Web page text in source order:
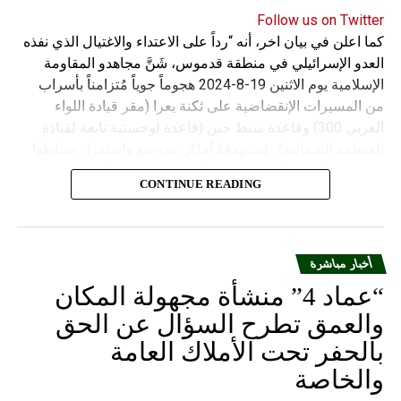
Follow us on Twitter
كما اعلن في بيان اخر، أنه “رداً على الاعتداء والاغتيال الذي نفذه
العدو الإسرائيلي في منطقة قدموس، شَنَّ مجاهدو المقاومة
الإسلامية يوم الاثنين 19-8-2024 هجوماً جوياً مُتزامناً بأسراب
من المسيرات الإنقضاضية على ثكنة يعرا (مقر قيادة اللواء
الغربي 300) وقاعدة سنط جين (قاعدة لوجستية تابعة لقيادة
وجنودها وأصابت أهدافها بدقة وأوقعت فيهم عدداً من القتلى
CONTINUE READING
أخبار مباشرة
“عماد 4” منشأة مجهولة المكان
والعمق تطرح السؤال عن الحق
بالحفر تحت الأملاك العامة
والخاصة